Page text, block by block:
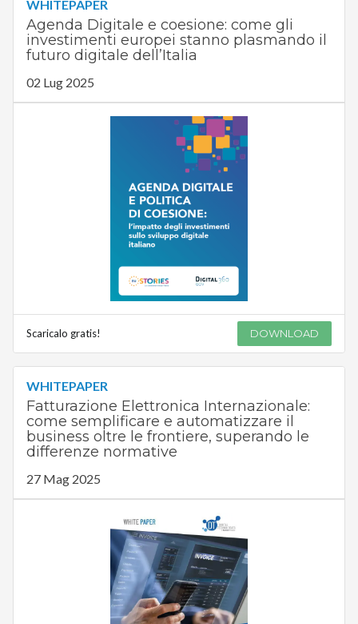
WHITEPAPER
Agenda Digitale e coesione: come gli
investimenti europei stanno plasmando il
futuro digitale dell’Italia
02 Lug 2025
Scaricalo gratis! DOWNLOAD
WHITEPAPER
Fatturazione Elettronica Internazionale:
come semplificare e automatizzare il
business oltre le frontiere, superando le
differenze normative
27 Mag 2025